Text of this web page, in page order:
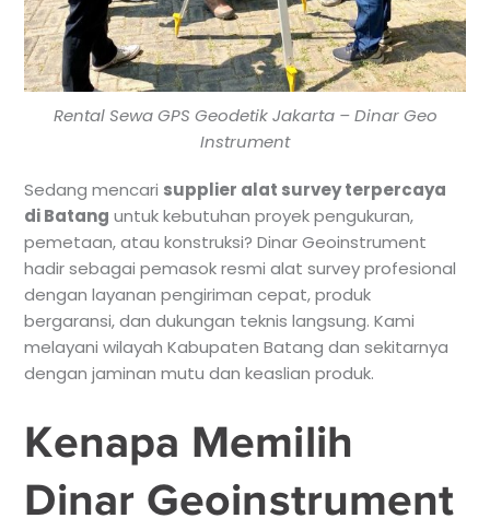
Rental Sewa GPS Geodetik Jakarta – Dinar Geo
Instrument
Sedang mencari supplier alat survey terpercaya
di Batang untuk kebutuhan proyek pengukuran,
pemetaan, atau konstruksi? Dinar Geoinstrument
hadir sebagai pemasok resmi alat survey profesional
dengan layanan pengiriman cepat, produk
bergaransi, dan dukungan teknis langsung. Kami
melayani wilayah Kabupaten Batang dan sekitarnya
dengan jaminan mutu dan keaslian produk.
Kenapa Memilih
Dinar Geoinstrument